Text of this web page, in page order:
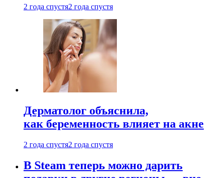
2 года спустя2 года спустя
Дерматолог объяснила,
как беременность влияет на акне
2 года спустя2 года спустя
В Steam теперь можно дарить